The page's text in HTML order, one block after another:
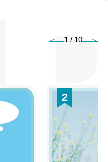
1 / 10
2